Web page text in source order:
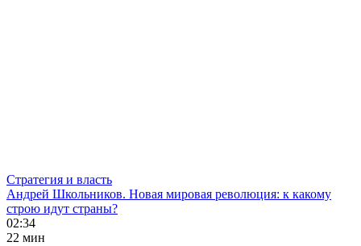
Стратегия и власть
Андрей Школьников. Новая мировая революция: к какому
строю идут страны?
02:34
22 мин